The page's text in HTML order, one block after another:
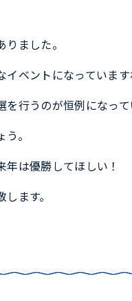
ました。
ベントになっています
行うのが恒例になっ
。
は優勝してほしい！
ます。